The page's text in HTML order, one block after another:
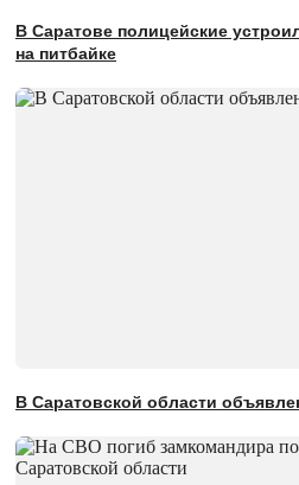
В Саратове полицейские
на питбайке
В Саратовской области